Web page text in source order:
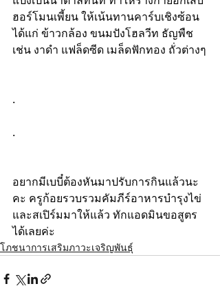
ฮอร์โมนเพี้ยน ให้เน้นทานคาร์บเชิงซ้อน
ได้แก่ ข้าวกล้อง ขนมปังโฮลวีท ธัญพืช
เช่น งาดำ แฟล็ดซีด เมล็ดฟักทอง ถั่วต่างๆ
.
.
อยากมีเบบี๋ต้องหันมาปรับการกินแล้วนะ
คะ ครูก้อยรวบรวมคัมภีร์อาหารบำรุงไข่
และสเปิร์มมาให้แล้ว ทักแอดมินขอสูตร
ได้เลยค่ะ
โภชนาการเสริมภาวะเจริญพันธุ์